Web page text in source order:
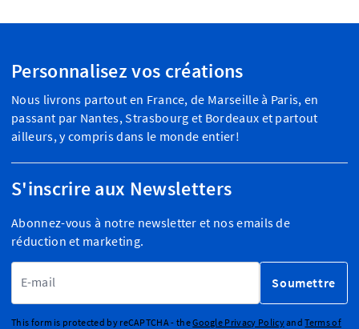
Personnalisez vos créations
Nous livrons partout en France, de Marseille à Paris, en
passant par Nantes, Strasbourg et Bordeaux et partout
ailleurs, y compris dans le monde entier!
S'inscrire aux Newsletters
Abonnez-vous à notre newsletter et nos emails de
réduction et marketing.
Soumettre
This form is protected by reCAPTCHA - theGoogle Privacy PolicyandTerms of